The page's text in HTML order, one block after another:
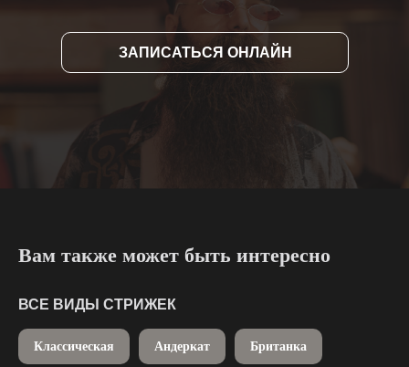
ЗАПИСАТЬСЯ ОНЛАЙН
Вам также может быть интересно
ВСЕ ВИДЫ СТРИЖЕК
Классическая Андеркат Британка